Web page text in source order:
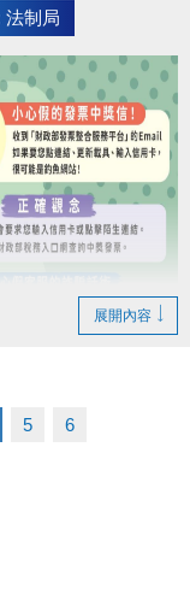
星計畫] 火神無線
月卡，即可享有
(原價200元/次)
專。
npVxrn
供現場臨櫃消費使
法制局
展開內容
5 6